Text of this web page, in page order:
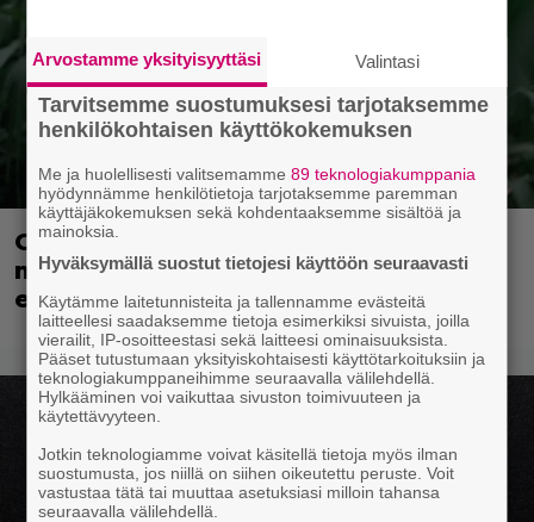
Ohjaaja lähti kalppimaan 870
miljoonaa dollaria tuottaneen
elokuvan jatko-osasta
Arvostamme yksityisyyttäsi Valintasi
Tarvitsemme suostumuksesi tarjotaksemme
henkilökohtaisen käyttökokemuksen
Me ja huolellisesti valitsemamme89 teknologiakumppania
hyödynnämme henkilötietoja tarjotaksemme paremman
käyttäjäkokemuksen sekä kohdentaaksemme sisältöä ja
mainoksia.
Hyväksymällä suostut tietojesi käyttöön seuraavasti
Käytämme laitetunnisteita ja tallennamme evästeitä
laitteellesi saadaksemme tietoja esimerkiksi sivuista, joilla
vierailit, IP-osoitteestasi sekä laitteesi ominaisuuksista.
Pääset tutustumaan yksityiskohtaisesti käyttötarkoituksiin ja
teknologiakumppaneihimme seuraavalla välilehdellä.
Hylkääminen voi vaikuttaa sivuston toimivuuteen ja
käytettävyyteen.
Jotkin teknologiamme voivat käsitellä tietoja myös ilman
suostumusta, jos niillä on siihen oikeutettu peruste. Voit
vastustaa tätä tai muuttaa asetuksiasi milloin tahansa
seuraavalla välilehdellä.